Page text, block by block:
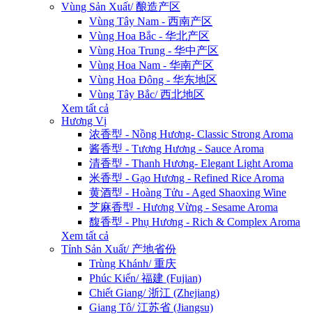
Vùng Sản Xuất/ 酿造产区
Vùng Tây Nam - 西南产区
Vùng Hoa Bắc - 华北产区
Vùng Hoa Trung - 华中产区
Vùng Hoa Nam - 华南产区
Vùng Hoa Đông - 华东地区
Vùng Tây Bắc/ 西北地区
Xem tất cả
Hương Vị
浓香型 - Nồng Hương- Classic Strong Aroma
酱香型 - Tương Hương - Sauce Aroma
清香型 - Thanh Hương- Elegant Light Aroma
米香型 - Gạo Hương - Refined Rice Aroma
黄酒型 - Hoàng Tửu - Aged Shaoxing Wine
芝麻香型 - Hương Vừng - Sesame Aroma
馥香型 - Phụ Hương - Rich & Complex Aroma
Xem tất cả
Tỉnh Sản Xuất/ 产地省份
Trùng Khánh/ 重庆
Phúc Kiến/ 福建 (Fujian)
Chiết Giang/ 浙江 (Zhejiang)
Giang Tô/ 江苏省 (Jiangsu)